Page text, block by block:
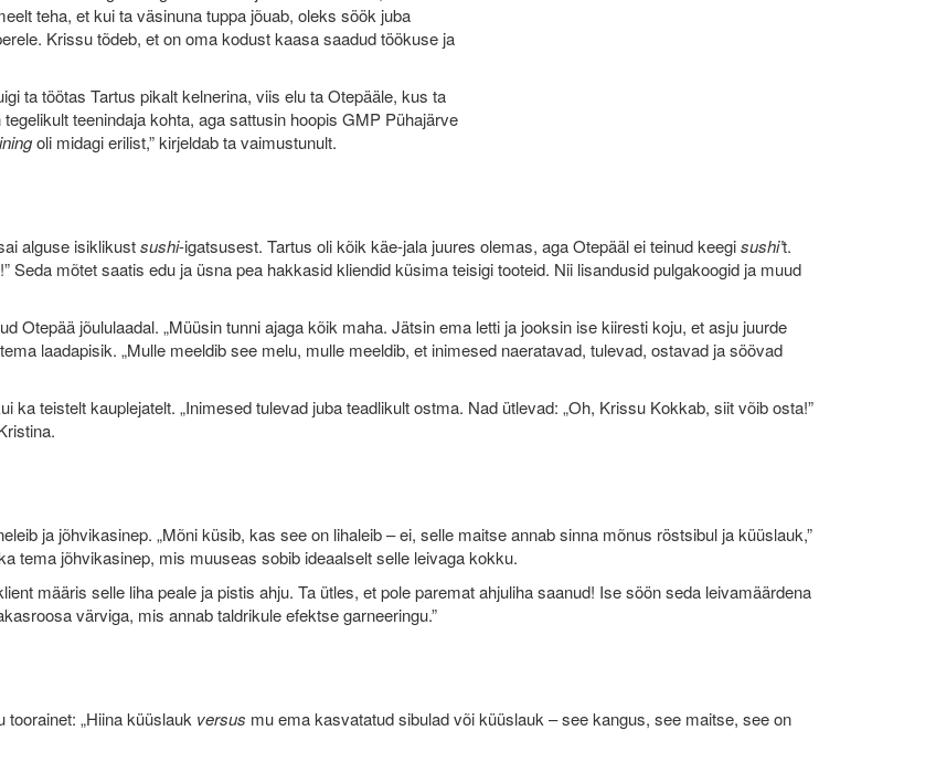
teha, et kui ta väsinuna tuppa jõuab, oleks söök juba
Krissu tõdeb, et on oma kodust kaasa saadud töökuse ja
ta töötas Tartus pikalt kelnerina, viis elu ta Otepääle, kus ta
teenindaja kohta, aga sattusin hoopis GMP Pühajärve
oli midagi erilist,” kirjeldab ta vaimustunult.
alguse isiklikustsushi-igatsusest. Tartus oli kõik käe-jala juures olemas, aga Otepääl ei teinud keegisushi’t.
Seda mõtet saatis edu ja üsna pea hakkasid kliendid küsima teisigi tooteid. Nii lisandusid pulgakoogid ja muud
Otepää jõululaadal. „Müüsin tunni ajaga kõik maha. Jätsin ema letti ja jooksin ise kiiresti koju, et asju juurde
laadapisik. „Mulle meeldib see melu, mulle meeldib, et inimesed naeratavad, tulevad, ostavad ja söövad
ka teistelt kauplejatelt. „Inimesed tulevad juba teadlikult ostma. Nad ütlevad: „Oh, Krissu Kokkab, siit võib osta!”
ja jõhvikasinep. „Mõni küsib, kas see on lihaleib – ei, selle maitse annab sinna mõnus röstsibul ja küüslauk,”
tema jõhvikasinep, mis muuseas sobib ideaalselt selle leivaga kokku.
määris selle liha peale ja pistis ahju. Ta ütles, et pole paremat ahjuliha saanud! Ise söön seda leivamäärdena
värviga, mis annab taldrikule efektse garneeringu.”
„Hiina küüslauk versus mu ema kasvatatud sibulad või küüslauk – see kangus, see maitse, see on